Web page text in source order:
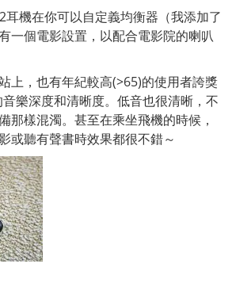
耳機在你可以自定義均衡器（我添加了
一個電影設置，以配合電影院的喇叭
上，也有年紀較高(>65)的使用者誇獎
音樂深度和清晰度。低音也很清晰，不
那樣混濁。甚至在乘坐飛機的時候，
或聽有聲書時效果都很不錯～